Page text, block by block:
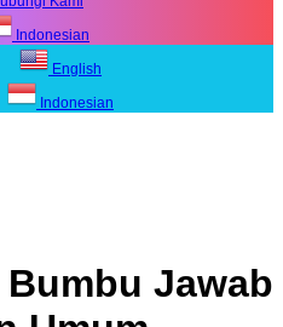
Indonesian
English
Indonesian
Jawab